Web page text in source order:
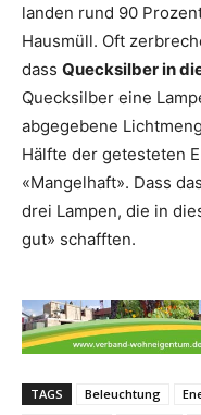
landen rund 90
Hausmüll. Oft
dass Quecksilber in
Quecksilber eine
abgegebene
Hälfte der getesteten
«Mangelhaft». Dass
drei Lampen, die in
gut» schafften.
TAGS Beleuchtung